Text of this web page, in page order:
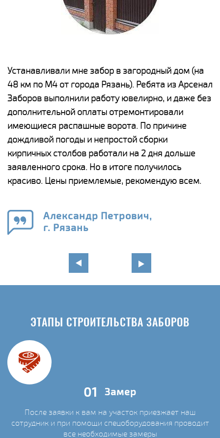
Устанавливали мне забор в загородный дом (на
48 км по М4 от города Рязань). Ребята из Арсенал
Заборов выполнили работу ювелирно, и даже без
дополнительной оплаты отремонтировали
имеющиеся распашные ворота. По причине
дождливой погоды и непростой сборки
кирпичных столбов работали на 2 дня дольше
заявленного срока. Но в итоге получилось
красиво. Цены приемлемые, рекомендую всем.
Александр Петрович,
г. Рязань
ЭТАПЫ СТРОИТЕЛЬСТВА ЗАБОРОВ
01 Замер
После заявки к вам на участок приезжает наш
сотрудник и при помощи спецоборудования проводит
все необходимые замеры